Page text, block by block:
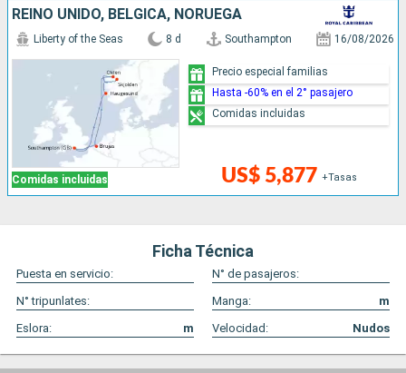
REINO UNIDO, BÉLGICA, NORUEGA
Comidas incluidas
Liberty of the Seas 8 d Southampton 16/08/2026
US$ 5,877 +Tasas
Precio especial familias
Hasta -60% en el 2° pasajero
Comidas incluidas
Ficha Técnica
Puesta en servicio:
N° de pasajeros:
N° tripunlates:
Manga:
m
Eslora:
m Velocidad: Nudos